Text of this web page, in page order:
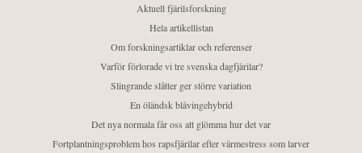
Aktuell fjärilsforskning
Hela artikellistan
Om forskningsartiklar och referenser
Varför förlorade vi tre svenska dagfjärilar?
Slingrande slåtter ger större variation
En öländsk blåvingehybrid
Det nya normala får oss att glömma hur det var
Fortplantningsproblem hos rapsfjärilar efter värmestress som larver